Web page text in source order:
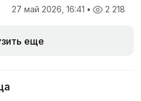
27 май 2026, 16:41 • 2 218
еще